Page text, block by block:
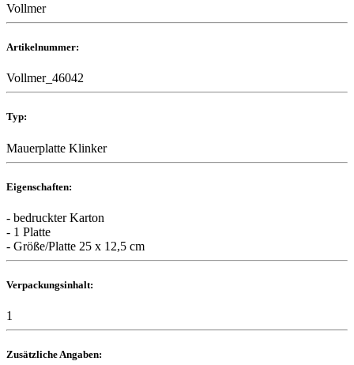
Vollmer
Artikelnummer:
Vollmer_46042
Typ:
Mauerplatte Klinker
Eigenschaften:
- bedruckter Karton
- 1 Platte
- Größe/Platte 25 x 12,5 cm
Verpackungsinhalt:
1
Zusätzliche Angaben: